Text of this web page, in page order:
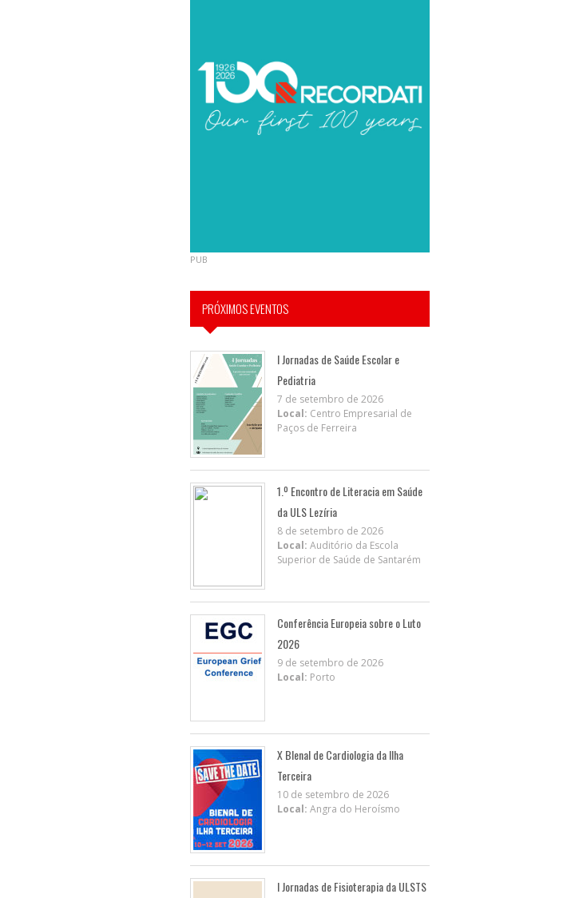
PUB
PRÓXIMOS EVENTOS
I Jornadas de Saúde Escolar e
Pediatria
7 de setembro de 2026
Local: Centro Empresarial de
Paços de Ferreira
1.º Encontro de Literacia em Saúde
da ULS Lezíria
8 de setembro de 2026
Local: Auditório da Escola
Superior de Saúde de Santarém
Conferência Europeia sobre o Luto
2026
9 de setembro de 2026
Local: Porto
X BIenal de Cardiologia da Ilha
Terceira
10 de setembro de 2026
Local: Angra do Heroísmo
I Jornadas de Fisioterapia da ULSTS